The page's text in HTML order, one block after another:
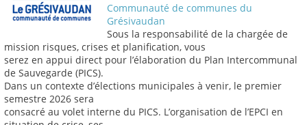
Communauté de communes du
Grésivaudan
Sous la responsabilité de la chargée de
mission risques, crises et planification, vous
serez en appui direct pour l’élaboration du Plan Intercommunal
de Sauvegarde (PICS).
Dans un contexte d’élections municipales à venir, le premier
semestre 2026 sera
consacré au volet interne du PICS. L’organisation de l’EPCI en